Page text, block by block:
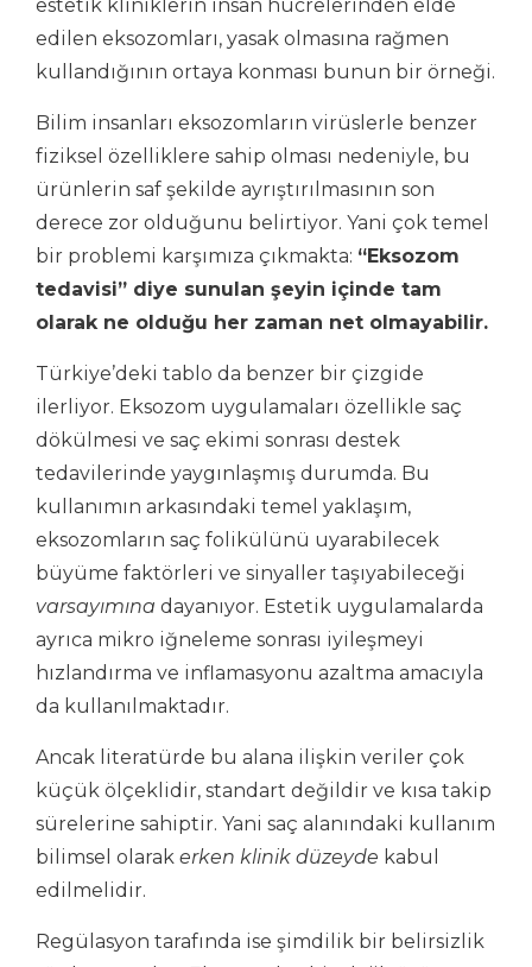
estetik kliniklerin insan hücrelerinden elde
edilen eksozomları, yasak olmasına rağmen
kullandığının ortaya konması bunun bir örneği.
Bilim insanları eksozomların virüslerle benzer
fiziksel özelliklere sahip olması nedeniyle, bu
ürünlerin saf şekilde ayrıştırılmasının son
derece zor olduğunu belirtiyor. Yani çok temel
bir problemi karşımıza çıkmakta: “Eksozom
tedavisi” diye sunulan şeyin içinde tam
olarak ne olduğu her zaman net olmayabilir.
Türkiye’deki tablo da benzer bir çizgide
ilerliyor. Eksozom uygulamaları özellikle saç
dökülmesi ve saç ekimi sonrası destek
tedavilerinde yaygınlaşmış durumda. Bu
kullanımın arkasındaki temel yaklaşım,
eksozomların saç folikülünü uyarabilecek
büyüme faktörleri ve sinyaller taşıyabileceği
varsayımına dayanıyor. Estetik uygulamalarda
ayrıca mikro iğneleme sonrası iyileşmeyi
hızlandırma ve inflamasyonu azaltma amacıyla
da kullanılmaktadır.
Ancak literatürde bu alana ilişkin veriler çok
küçük ölçeklidir, standart değildir ve kısa takip
sürelerine sahiptir. Yani saç alanındaki kullanım
bilimsel olarak erken klinik düzeyde kabul
edilmelidir.
Regülasyon tarafında ise şimdilik bir belirsizlik